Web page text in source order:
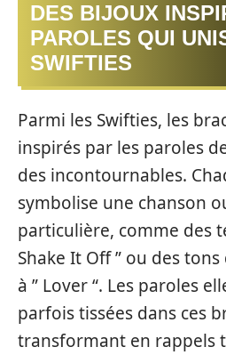
DES BIJOUX
PAROLES QUI
SWIFTIES
Parmi les Swifties, les
inspirés par les paroles
des incontournables.
symbolise une chanson
particulière, comme des
Shake It Off ” ou des
à ” Lover “. Les paroles
parfois tissées dans ces
transformant en rappels